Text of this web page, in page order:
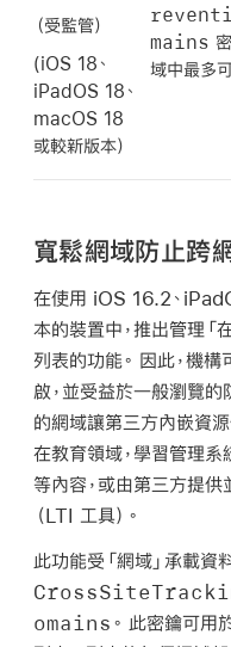
（受監管）
( iOS 18 、
iPadOS 18 、
macOS 18
或較新版本）
mains
域中最多
寬鬆網域防止跨
在使用 iOS 16.2 、
本的裝置中，推出管理
列表的功能。 因此，機
啟，並受益於一般瀏覽
的網域讓第三方內嵌資
在教育領域，學習管理
等內容，或由第三方提
（LTI 工具）。
此功能受「網域」承載資
omains 。 此密鑰可用